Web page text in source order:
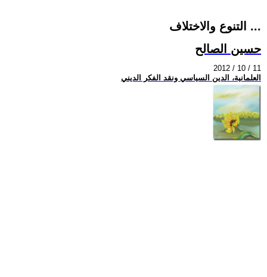
التنوع والاختلاف ...
حسين الصالح
2012 / 10 / 11
العلمانية، الدين السياسي ونقد الفكر الديني